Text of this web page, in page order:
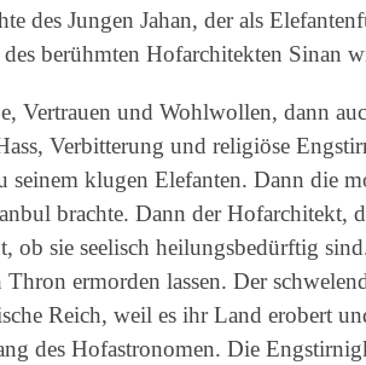
des Jungen Jahan, der als
berühmten Hofarchitekten Sinan
Vertrauen und Wohlwollen, dann
Verbitterung und religiöse
seinem klugen Elefanten. Dann die
brachte. Dann der Hofarchitekt,
ob sie seelisch heilungsbedürftig
ermorden lassen. Der
Reich, weil es ihr Land erobert
des Hofastronomen. Die